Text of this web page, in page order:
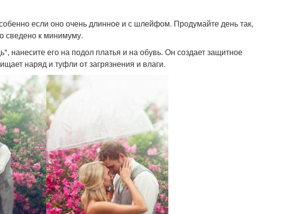
если оно очень длинное и с шлейфом. Продумайте день так,
сведено к минимуму.
нанесите его на подол платья и на обувь. Он создает защитное
наряд и туфли от загрязнения и влаги.